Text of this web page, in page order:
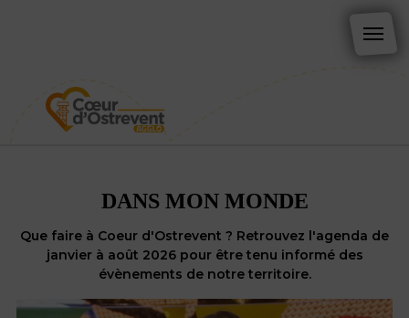
DANS MON MONDE
Que faire à Coeur d'Ostrevent ? Retrouvez l'agenda de
janvier à août 2026 pour être tenu informé des
évènements de notre territoire.